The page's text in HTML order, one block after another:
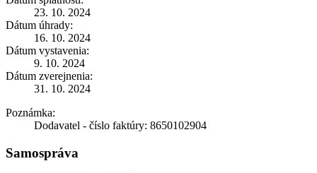
23. 10. 2024
Dátum úhrady:
16. 10. 2024
Dátum vystavenia:
9. 10. 2024
Dátum zverejnenia:
31. 10. 2024
Poznámka:
Dodavatel - číslo faktúry: 8650102904
Samospráva